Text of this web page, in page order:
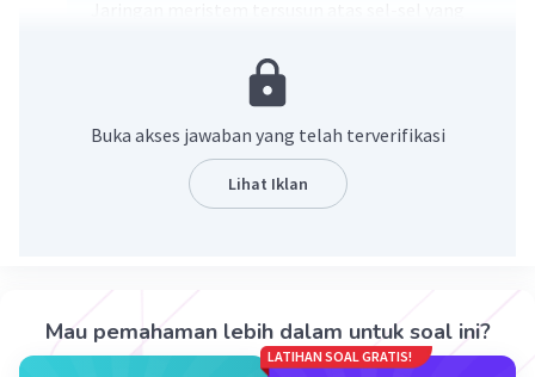
permanen atau dewasa tersusun atas sel-sel
yang sudah tidak aktif membelah lagi.
Jaringan permanen atau jaringan dewasa
merupakan jaringan yang menutupi permukaan
Buka akses jawaban yang telah terverifikasi
Lihat Iklan
Mau pemahaman lebih dalam untuk soal ini?
LATIHAN SOAL GRATIS!